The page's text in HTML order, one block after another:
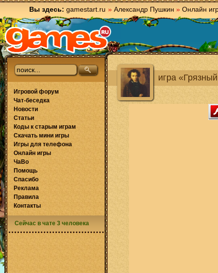
Вы здесь: gamestart.ru » Александр Пушкин » Онлайн
игра
Игровой форум
Чат-беседка
Новости
Статьи
Коды к старым играм
Скачать мини игры
Игры для телефона
Онлайн игры
ЧаВо
Помощь
Спасибо
Реклама
Правила
Контакты
Сейчас в чате 3 человека